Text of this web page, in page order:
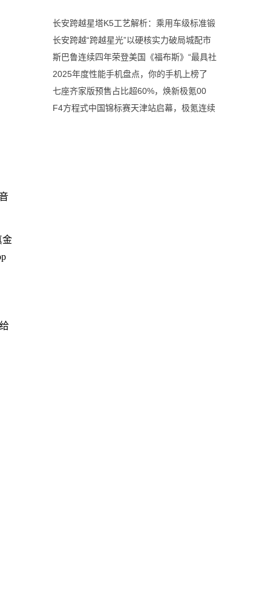
金
长安跨越星塔K5工艺解析：乘用车级标准锻
长安跨越“跨越星光”以硬核实力破局城配市
斯巴鲁连续四年荣登美国《福布斯》“最具社
2025年度性能手机盘点，你的手机上榜了
七座齐家版预售占比超60%，焕新极氪00
F4方程式中国锦标赛天津站启幕，极氪连续